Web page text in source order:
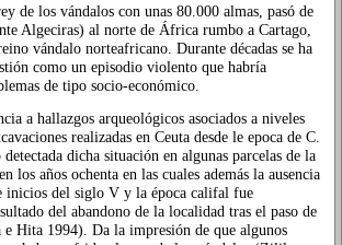
de los vándalos con unas 80.000 almas, pasó de
Algeciras) al norte de África rumbo a Cartago,
vándalo norteafricano. Durante décadas se ha
como un episodio violento que habría
de tipo socio-económico.
a hallazgos arqueológicos asociados a niveles
realizadas en Ceuta desde le epoca de C.
dicha situación en algunas parcelas de la
los años ochenta en las cuales además la ausencia
inicios del siglo V y la época califal fue
del abandono de la localidad tras el paso de
Hita 1994). Da la impresión de que algunos